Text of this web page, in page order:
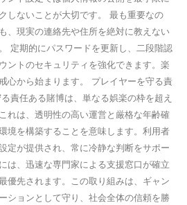
しないことが大切です。 最も重要なの
、現実の連絡先や住所を絶対に教えない
定期的にパスワードを更新し、二段階認
ントのセキュリティを強化できます。楽
心から始まります。 プレイヤーを守る責
責任ある賭博は、単なる娯楽の枠を超え
れは、透明性の高い運営と厳格な年齢確
境を構築することを意味します。利用者
定が提供され、常に冷静な判断をサポー
は、迅速な専門家による支援窓口が確立
優先されます。この取り組みは、ギャン
ションとして守り、社会全体の信頼を勝